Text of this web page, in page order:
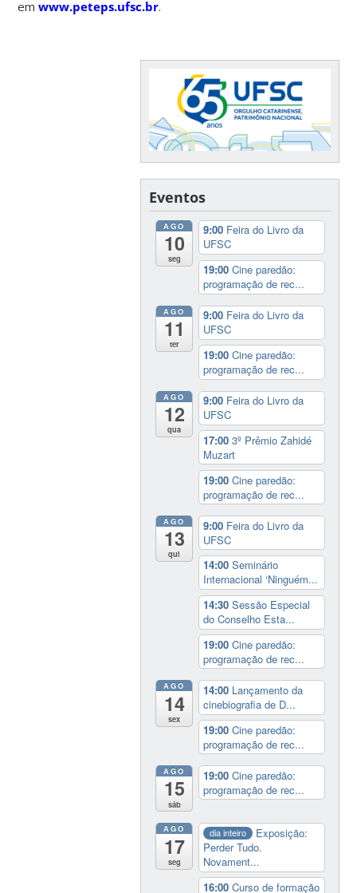
emwww.peteps.ufsc.br.
Eventos
AGO
10
seg
9:00 Feira do Livro da
UFSC
19:00Cine paredão:
programação de rec...
AGO
11
ter
9:00 Feira do Livro da
UFSC
19:00Cine paredão:
programação de rec...
AGO
12
qua
9:00 Feira do Livro da
UFSC
17:003º Prêmio Zahidé
Muzart
19:00Cine paredão:
programação de rec...
AGO
13
qui
9:00 Feira do Livro da
UFSC
14:00Seminário
Internacional ‘Ninguém...
14:30Sessão Especial
do Conselho Esta...
19:00Cine paredão:
programação de rec...
AGO
14
sex
14:00 Lançamento da
cinebiografia de D...
19:00Cine paredão:
programação de rec...
AGO
15
sáb
19:00Cine paredão:
programação de rec...
AGO
17
seg
dia inteiro
Exposição:
Perder Tudo.
Novament...
16:00Curso de formação